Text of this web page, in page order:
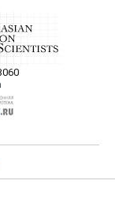
—
в
журнале
статей в